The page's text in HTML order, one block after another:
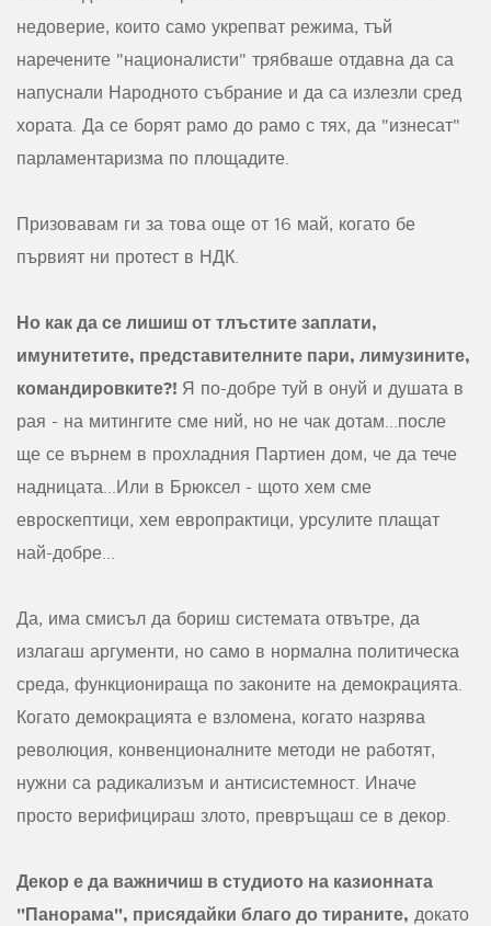
недоверие, които само укрепват режима, тъй
наречените "националисти" трябваше отдавна да са
напуснали Народното събрание и да са излезли сред
хората. Да се борят рамо до рамо с тях, да "изнесат"
парламентаризма по площадите.
Призовавам ги за това още от 16 май, когато бе
първият ни протест в НДК.
Но как да се лишиш от тлъстите заплати,
имунитетите, представителните пари, лимузините,
командировките?! Я по-добре туй в онуй и душата в
рая - на митингите сме ний, но не чак дотам...после
ще се върнем в прохладния Партиен дом, че да тече
надницата...Или в Брюксел - щото хем сме
евроскептици, хем европрактици, урсулите плащат
най-добре...
Да, има смисъл да бориш системата отвътре, да
излагаш аргументи, но само в нормална политическа
среда, функционираща по законите на демокрацията.
Когато демокрацията е взломена, когато назрява
революция, конвенционалните методи не работят,
нужни са радикализъм и антисистемност. Иначе
просто верифицираш злото, превръщаш се в декор.
Декор е да важничиш в студиото на казионната
"Панорама", присядайки благо до тираните, докато